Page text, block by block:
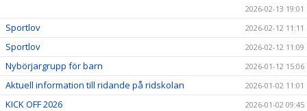
2026-02-13 19:01
Sportlov 2026-02-12 11:11
Sportlov 2026-02-12 11:09
Nybörjargrupp för barn 2026-01-12 15:06
Aktuell information till ridande på ridskolan 2026-01-02 11:01
KICK OFF 2026
2026-01-02 09:45